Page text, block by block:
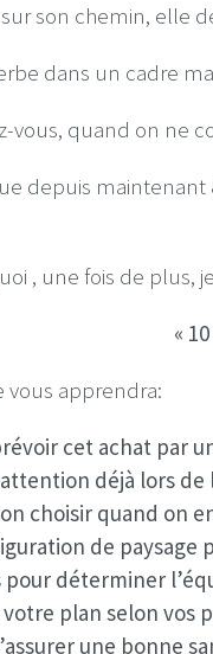
son chemin, elle
dans un cadre
vous, quand on ne
depuis
, une fois de plus,
«
vous apprendra:
cet achat par
déjà lors
choisir quand on
de paysage
pour déterminer
plan selon vos
une bonne